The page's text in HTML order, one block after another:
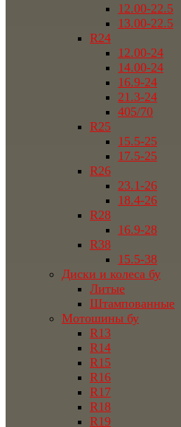
12.00-22.5
13.00-22.5
R24
12.00-24
14.00-24
16.9-24
21.3-24
405/70
R25
15.5-25
17.5-25
R26
23.1-26
18.4-26
R28
16.9-28
R38
15.5-38
Диски и колеса бу
Литые
Штампованные
Мотошины бу
R13
R14
R15
R16
R17
R18
R19